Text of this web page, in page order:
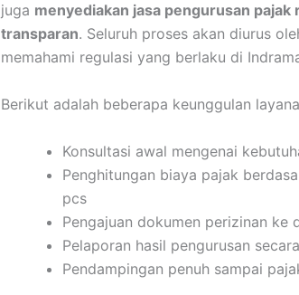
juga menyediakan jasa pengurusan pajak
transparan. Seluruh proses akan diurus
memahami regulasi yang berlaku di
Berikut adalah beberapa keunggulan
Konsultasi awal mengenai
Penghitungan biaya pajak
pcs
Pengajuan dokumen perizinan ke
Pelaporan hasil pengurusan
Pendampingan penuh sampai